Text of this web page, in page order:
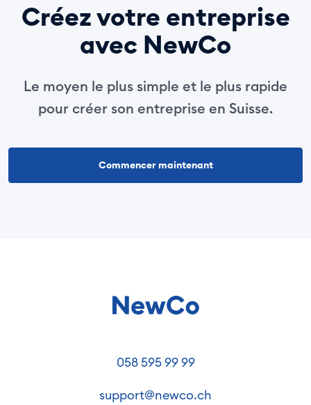
Créez votre entreprise
avec NewCo
Le moyen le plus simple et le plus rapide
pour créer son entreprise en Suisse.
Commencer maintenant
058 595 99 99
support@newco.ch